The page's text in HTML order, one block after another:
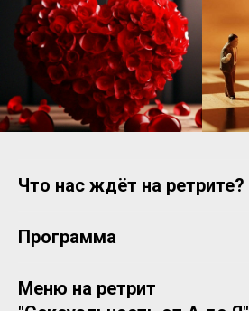
Что нас ждёт на ретрите?
Программа
Меню на ретрит